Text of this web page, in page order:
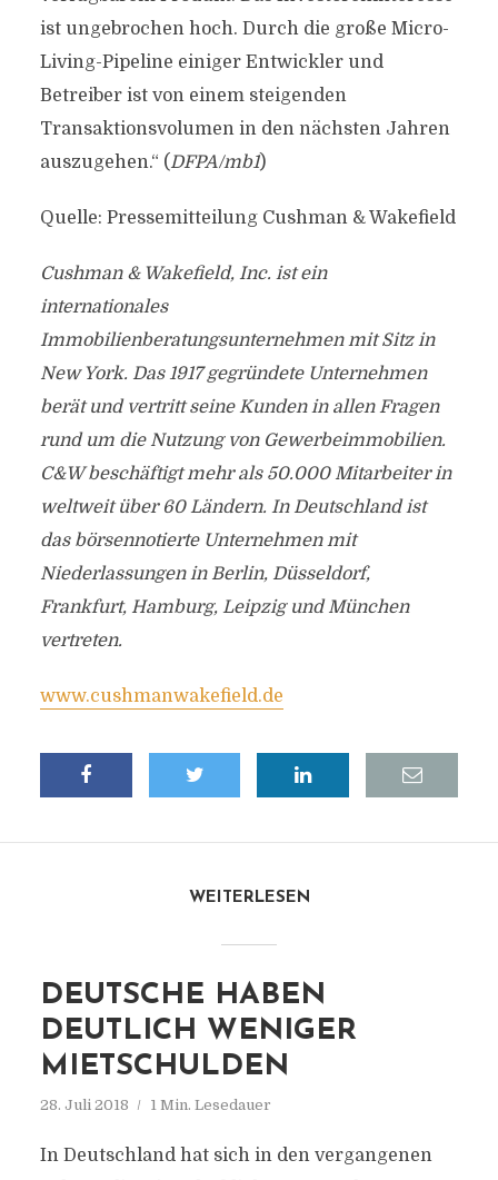
ist ungebrochen hoch. Durch die große Micro-
Living-Pipeline einiger Entwickler und
Betreiber ist von einem steigenden
Transaktionsvolumen in den nächsten Jahren
auszugehen.“ (DFPA/mb1)
Quelle: Pressemitteilung Cushman & Wakefield
Cushman & Wakefield, Inc. ist ein
internationales
Immobilienberatungsunternehmen mit Sitz in
New York. Das 1917 gegründete Unternehmen
berät und vertritt seine Kunden in allen Fragen
rund um die Nutzung von Gewerbeimmobilien.
C&W beschäftigt mehr als 50.000 Mitarbeiter in
weltweit über 60 Ländern. In Deutschland ist
das börsennotierte Unternehmen mit
Niederlassungen in Berlin, Düsseldorf,
Frankfurt, Hamburg, Leipzig und München
vertreten.
www.cushmanwakefield.de
WEITERLESEN
DEUTSCHE HABEN
DEUTLICH WENIGER
MIETSCHULDEN
28. Juli 2018 1 Min. Lesedauer
In Deutschland hat sich in den vergangenen